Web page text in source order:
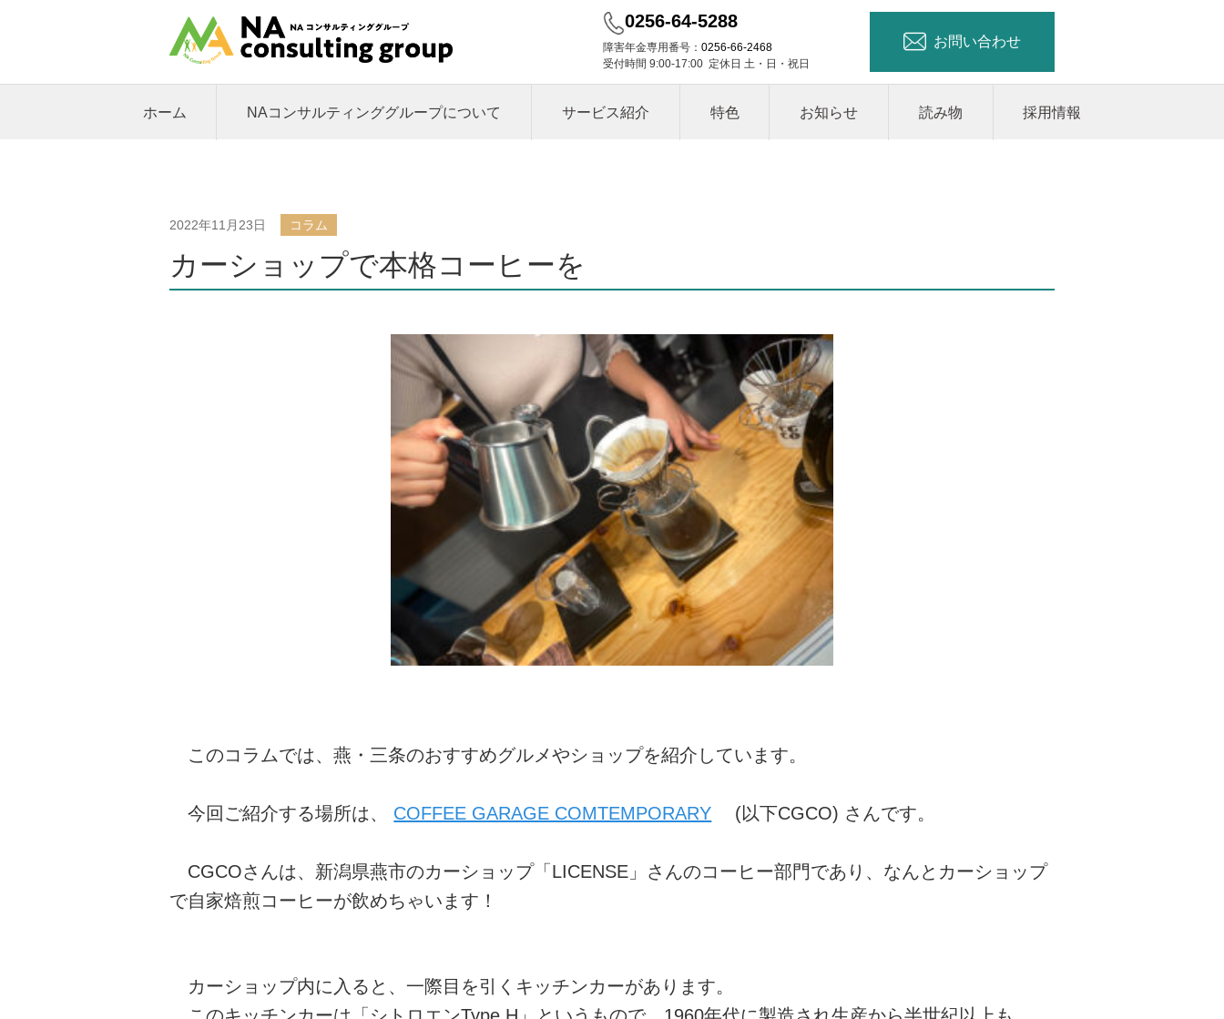
0256-64-5288
障害年金専用番号： 0256-66-2468
受付時間 9:00-17:00 定休日 土・日・祝日
お問い合わせ
ホーム NAコンサルティンググループについて サービス紹介 特色 お知らせ 読み物 採用情報
2022年11月23日 コラム
カーショップで本格コーヒーを
このコラムでは、燕・三条のおすすめグルメやショップを紹介しています。
今回ご紹介する場所は、 COFFEE GARAGE COMTEMPORARY (以下CGCO) さんです。
CGCOさんは、新潟県燕市のカーショップ「LICENSE」さんのコーヒー部門であり、なんとカーショップ
で自家焙煎コーヒーが飲めちゃいます！
カーショップ内に入ると、一際目を引くキッチンカーがあります。